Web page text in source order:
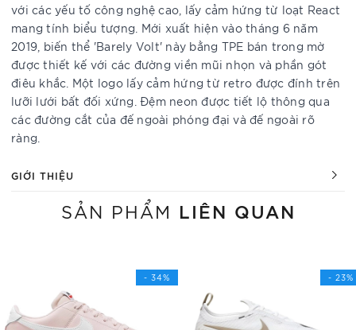
với các yếu tố công nghệ cao, lấy cảm hứng từ loạt React
mang tính biểu tượng. Mới xuất hiện vào tháng 6 năm
2019, biến thể 'Barely Volt' này bằng TPE bán trong mờ
được thiết kế với các đường viền mũi nhọn và phần gót
điêu khắc. Một logo lấy cảm hứng từ retro được đính trên
lưỡi lưới bất đối xứng. Đệm neon được tiết lộ thông qua
các đường cắt của đế ngoài phóng đại và đế ngoài rõ
ràng.
GIỚI THIỆU
SẢN PHẨM LIÊN QUAN
- 34% - 23%